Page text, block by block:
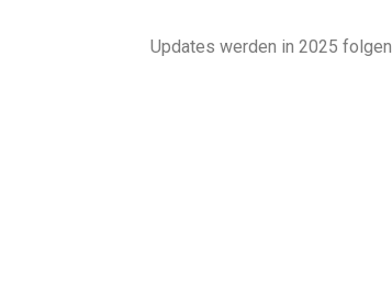
Updates werden in 2025 folgen.